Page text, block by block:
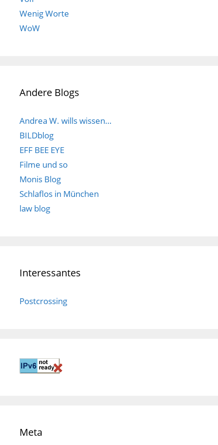
Wenig Worte
WoW
Andere Blogs
Andrea W. wills wissen…
BILDblog
EFF BEE EYE
Filme und so
Monis Blog
Schlaflos in München
law blog
Interessantes
Postcrossing
Meta